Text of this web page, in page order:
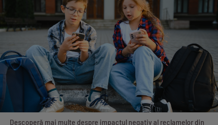
Descoperă mai multe despre impactul negativ al reclamelor din